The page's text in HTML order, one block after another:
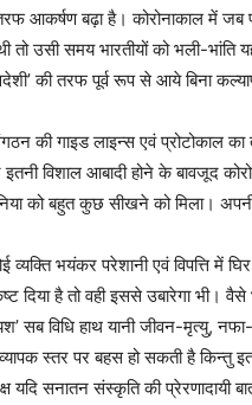
आकर्षण बढ़ा है। कोरोनाकाल में जब
तो उसी समय भारतीयों को भली-
की तरफ पूर्व रूप से आये बिना
की गाइड लाइन्स एवं प्रोटोकाल
विशाल आबादी होने के बावजूद
को बहुत कुछ सीखने को मिला।
व्यक्ति भयंकर परेशानी एवं विपत्ति में
दिया है तो वही इससे उबारेगा भी।
सब विधि हाथ यानी जीवन-मृत्यु,
स्तर पर बहस हो सकती है किन्तु
यदि सनातन संस्कृति की प्रेरणादायी